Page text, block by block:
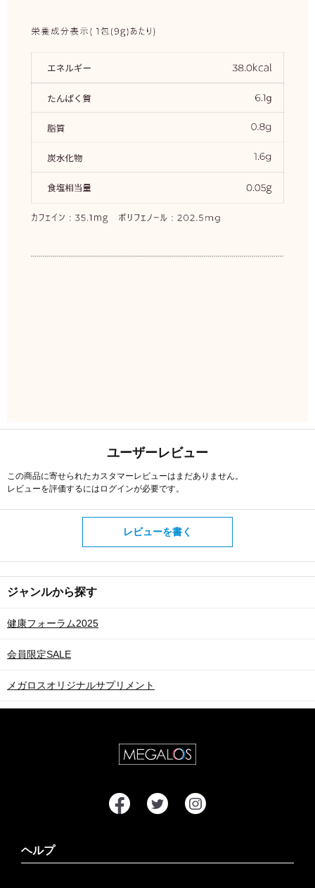
ユーザーレビュー
この商品に寄せられたカスタマーレビューはまだありません。
レビューを評価するには ログインが必要です。
レビューを書く
ジャンルから探す
健康フォーラム2025
会員限定SALE
メガロスオリジナルサプリメント
ヘルプ